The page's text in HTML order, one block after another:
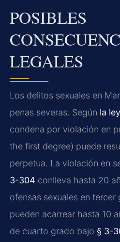
POSIBLES
LEGALES
Los delitos sexuales en
penas severas. Según la
condena por violación en
the first degree) puede
perpetua. La violación en
3-304 conlleva hasta 20
ofensas sexuales en tercer
pueden acarrear hasta 10
de cuarto grado bajo § 3-